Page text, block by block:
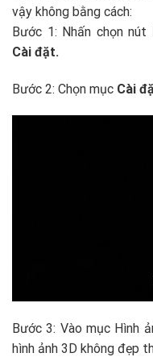
vậy không bằng cách:
Bước 1: Nhấn chọn nút
Cài đặt.
Bước 2: Chọn mục Cài
Bước 3: Vào mục Hình
hình ảnh 3D không đẹp